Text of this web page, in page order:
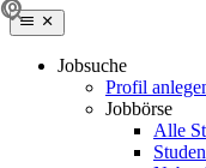
Jobsuche
Profil
Jobbörse
Alle